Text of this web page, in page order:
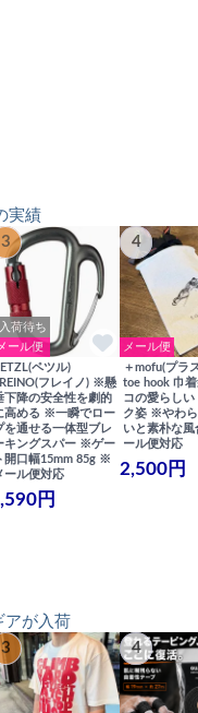
実績
3
荷待ち
メール便
ペツル)
フレイノ) ※懸
下降の安全性を劇的
高める ※一瞬でロー
を通せる一体型ブレ
キングスパー ※ゲー
開口幅15mm 85g ※
ール便対応
円
4
メール便
＋mofu(プラ
toe hook 巾
コの愛らしい
ク姿 ※やわ
いと素朴な
ール便対応
2,500円
アが入荷
3 4